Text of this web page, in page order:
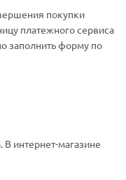
покупки
платежного сервиса
заполнить форму по
интернет-магазине